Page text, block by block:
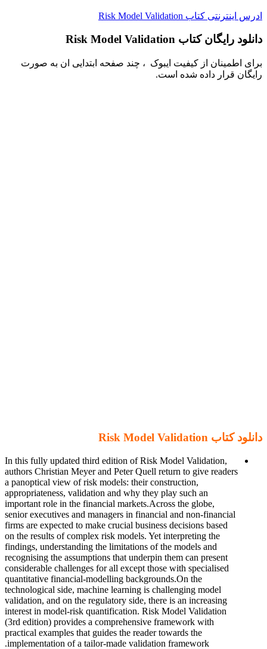
ادرس اینترنتی کتاب Risk Model Validation
دانلود رایگان کتاب Risk Model Validation
برای اطمینان از کیفیت ایبوک ، چند صفحه ابتدایی ان به صورت
رایگان قرار داده شده است.
دانلود کتاب Risk Model Validation
In this fully updated third edition of Risk Model Validation,
authors Christian Meyer and Peter Quell return to give readers
a panoptical view of risk models: their construction,
appropriateness, validation and why they play such an
important role in the financial markets.Across the globe,
senior executives and managers in financial and non-financial
firms are expected to make crucial business decisions based
on the results of complex risk models. Yet interpreting the
findings, understanding the limitations of the models and
recognising the assumptions that underpin them can present
considerable challenges for all except those with specialised
quantitative financial-modelling backgrounds.On the
technological side, machine learning is challenging model
validation, and on the regulatory side, there is an increasing
interest in model-risk quantification. Risk Model Validation
(3rd edition) provides a comprehensive framework with
practical examples that guides the reader towards the
implementation of a tailor-made validation framework.